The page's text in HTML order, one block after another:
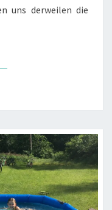
uns derweilen die